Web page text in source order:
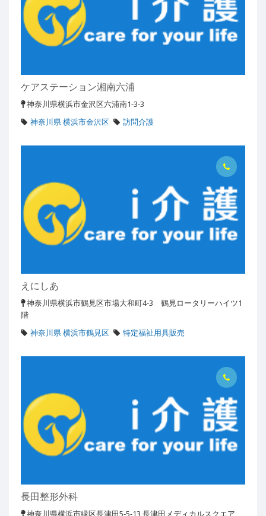
ケアステーション湘南六浦
神奈川県横浜市金沢区六浦南1-3-3
神奈川県 横浜市金沢区
訪問介護
えにしあ
神奈川県横浜市鶴見区市場大和町4-3 鶴見ロータリーハイツ1
階
神奈川県 横浜市鶴見区
特定福祉用具販売
長田整形外科
神奈川県横浜市緑区長津田5-5-13 長津田メディカルスクエア